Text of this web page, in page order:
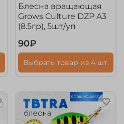
Блесна вращающая
Grows Culture DZP A3
(8.5гр), 5шт/уп
90₽
Выбрать товар из 4 шт.